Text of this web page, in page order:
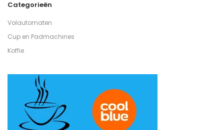
Categorieën
Volautomaten
Cup en Padmachines
Koffie